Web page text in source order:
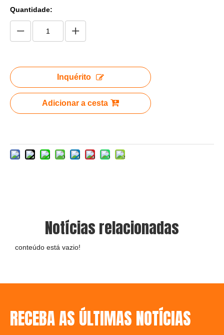
Quantidade:
Inquérito
Adicionar a cesta
Notícias relacionadas
conteúdo está vazio!
RECEBA AS ÚLTIMAS NOTÍCIAS